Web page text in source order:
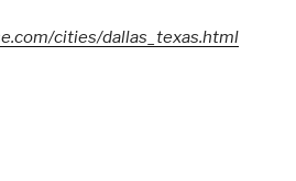
cities/dallas_texas.html